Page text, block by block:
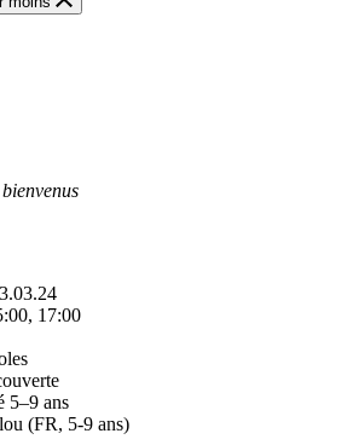
17:00
5–9 ans
(FR, 5-9 ans)